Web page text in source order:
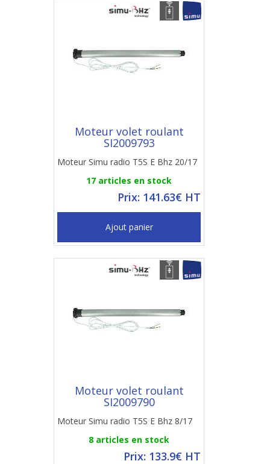
Moteur volet roulant
SI2009793
Moteur Simu radio T5S E Bhz 20/17
17 articles en stock
Prix: 141.63€ HT
Ajout panier
Moteur volet roulant
SI2009790
Moteur Simu radio T5S E Bhz 8/17
8 articles en stock
Prix: 133.9€ HT